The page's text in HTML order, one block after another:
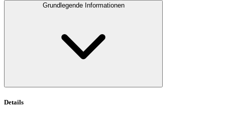
Grundlegende Informationen
Details